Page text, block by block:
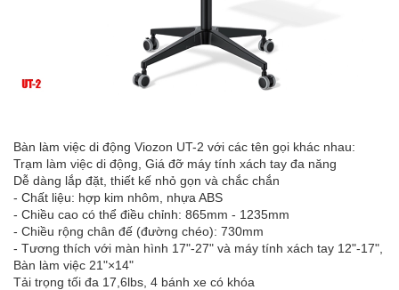
Bàn làm việc di động Viozon UT-2 với các tên gọi khác nhau:
Trạm làm việc di động, Giá đỡ máy tính xách tay đa năng
Dễ dàng lắp đặt, thiết kế nhỏ gọn và chắc chắn
- Chất liệu: hợp kim nhôm, nhựa ABS
- Chiều cao có thể điều chỉnh: 865mm - 1235mm
- Chiều rộng chân đế (đường chéo): 730mm
- Tương thích với màn hình 17"-27" và máy tính xách tay 12"-17",
Bàn làm việc 21"×14"
Tải trọng tối đa 17,6lbs, 4 bánh xe có khóa